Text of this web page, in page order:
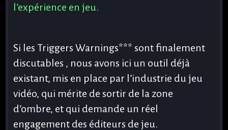
l’expérience en jeu.
Si les Triggers Warnings*** sont finalement
discutables , nous avons ici un outil déjà
existant, mis en place par l’industrie du jeu
vidéo, qui mérite de sortir de la zone
d’ombre, et qui demande un réel
engagement des éditeurs de jeu.